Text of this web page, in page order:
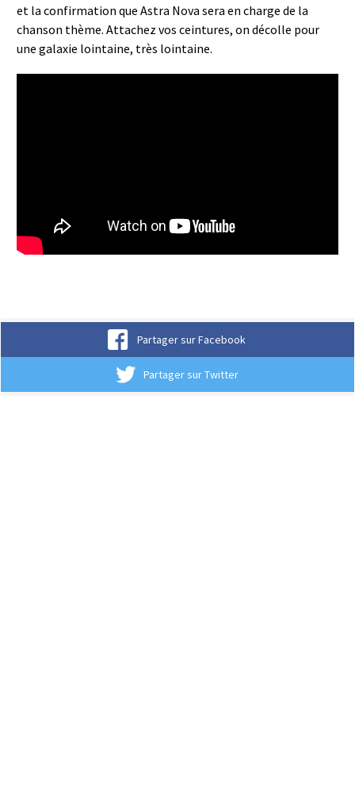
et la confirmation que Astra Nova sera en charge de la
chanson thème. Attachez vos ceintures, on décolle pour
une galaxie lointaine, très lointaine.
Partager sur Facebook
Partager sur Twitter